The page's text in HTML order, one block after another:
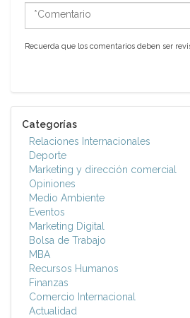
*Comentario
Recuerda que los comentarios deben ser
Categorías
Relaciones Internacionales
Deporte
Marketing y dirección comercial
Opiniones
Medio Ambiente
Eventos
Marketing Digital
Bolsa de Trabajo
MBA
Recursos Humanos
Finanzas
Comercio Internacional
Actualidad